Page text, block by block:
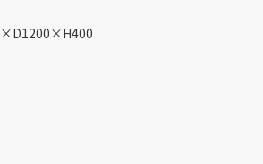
×D1200×H400